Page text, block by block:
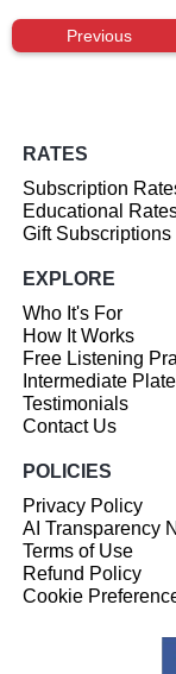
Previous
RATES
Subscription
Educational
Gift Subscriptions
EXPLORE
Who It's For
How It Works
Free Listening
Intermediate
Testimonials
Contact Us
POLICIES
Privacy Policy
AI Transparency
Terms of Use
Refund Policy
Cookie